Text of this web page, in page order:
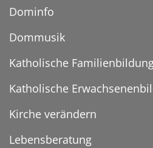
Dominfo
Dommusik
Katholische
Katholische
Kirche verändern
Lebensberatung